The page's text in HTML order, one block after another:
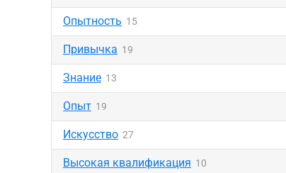
Опытность 15
Привычка 19
Знание 13
Опыт 19
Искусство 27
Высокая квалификация 10